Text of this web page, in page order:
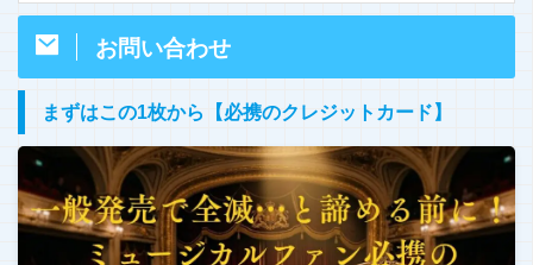
お問い合わせ
まずはこの1枚から【必携のクレジットカード】